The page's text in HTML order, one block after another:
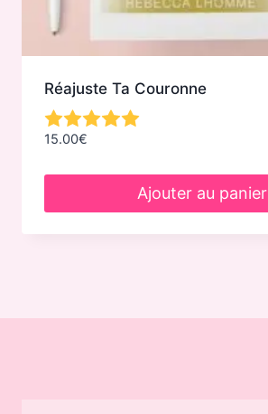
Réajuste Ta Couronne
15.00€
Ajouter au panier